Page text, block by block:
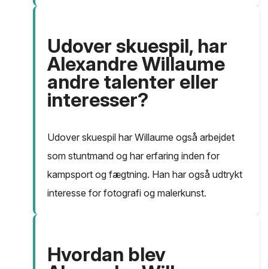
Udover skuespil, har
Alexandre Willaume
andre talenter eller
interesser?
Udover skuespil har Willaume også arbejdet
som stuntmand og har erfaring inden for
kampsport og fægtning. Han har også udtrykt
interesse for fotografi og malerkunst.
Hvordan blev